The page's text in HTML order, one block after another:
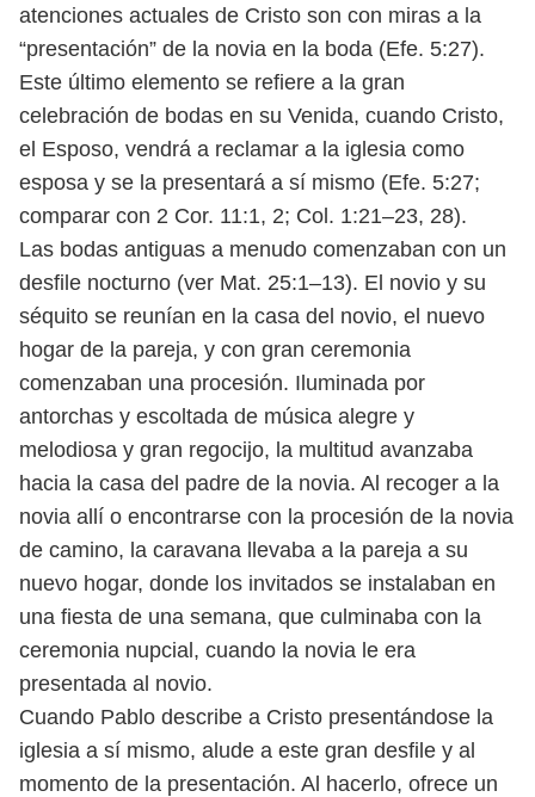
atenciones actuales de Cristo son con miras a la
“presentación” de la novia en la boda (Efe. 5:27).
Este último elemento se refiere a la gran
celebración de bodas en su Venida, cuando Cristo,
el Esposo, vendrá a reclamar a la iglesia como
esposa y se la presentará a sí mismo (Efe. 5:27;
comparar con 2 Cor. 11:1, 2; Col. 1:21–23, 28).
Las bodas antiguas a menudo comenzaban con un
desfile nocturno (ver Mat. 25:1–13). El novio y su
séquito se reunían en la casa del novio, el nuevo
hogar de la pareja, y con gran ceremonia
comenzaban una procesión. Iluminada por
antorchas y escoltada de música alegre y
melodiosa y gran regocijo, la multitud avanzaba
hacia la casa del padre de la novia. Al recoger a la
novia allí o encontrarse con la procesión de la novia
de camino, la caravana llevaba a la pareja a su
nuevo hogar, donde los invitados se instalaban en
una fiesta de una semana, que culminaba con la
ceremonia nupcial, cuando la novia le era
presentada al novio.
Cuando Pablo describe a Cristo presentándose la
iglesia a sí mismo, alude a este gran desfile y al
momento de la presentación. Al hacerlo, ofrece un